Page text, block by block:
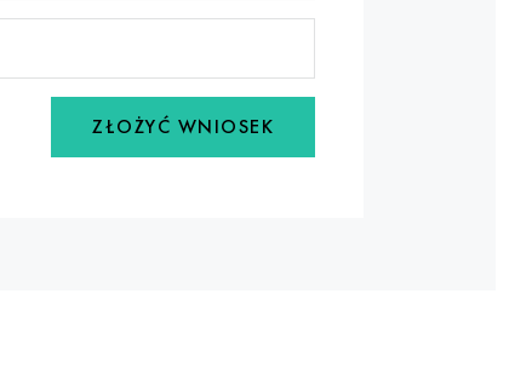
ZŁOŻYĆ WNIOSEK